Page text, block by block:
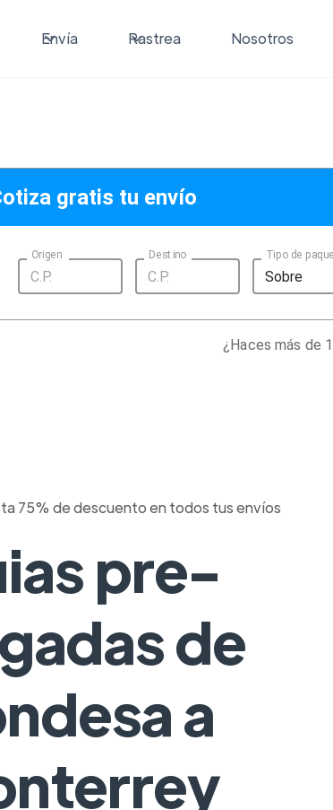
Envía Rastrea Nosotros
gratis tu envío
Origen Destino Tipo de
Sobre
¿Haces más de
75% de descuento en todos tus envíos
pre-
de
a